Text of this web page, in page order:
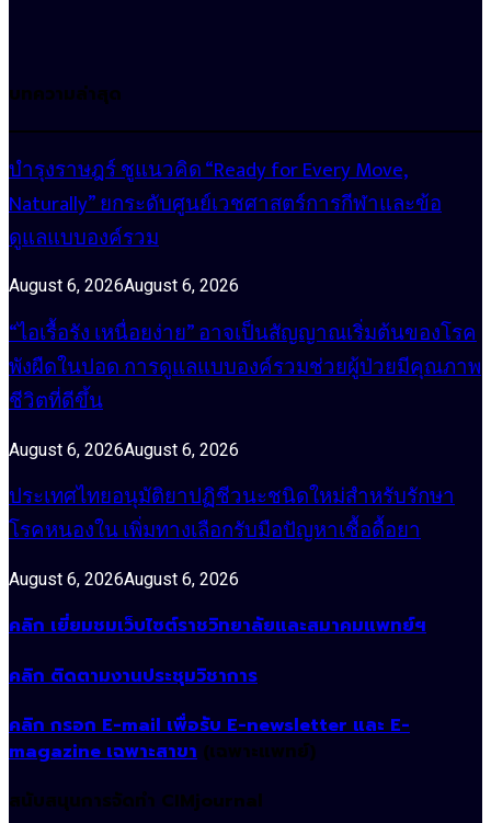
บทความล่าสุด
บำรุงราษฎร์ ชูแนวคิด “Ready for Every Move,
Naturally” ยกระดับศูนย์เวชศาสตร์การกีฬาและข้อ
ดูแลแบบองค์รวม
August 6, 2026August 6, 2026
“ไอเรื้อรัง เหนื่อยง่าย” อาจเป็นสัญญาณเริ่มต้นของโรค
พังผืดในปอด การดูแลแบบองค์รวมช่วยผู้ป่วยมีคุณภาพ
ชีวิตที่ดีขึ้น
August 6, 2026August 6, 2026
ประเทศไทยอนุมัติยาปฏิชีวนะชนิดใหม่สำหรับรักษา
โรคหนองใน เพิ่มทางเลือกรับมือปัญหาเชื้อดื้อยา
August 6, 2026August 6, 2026
คลิก เยี่ยมชมเว็บไซต์ราชวิทยาลัยและสมาคมแพทย์ฯ
คลิก ติดตามงานประชุมวิชาการ
คลิก กรอก E-mail เพื่อรับ E-newsletter และ E-
magazine เฉพาะสาขา (เฉพาะแพทย์)
สนับสนุนการจัดทำ CIMjournal